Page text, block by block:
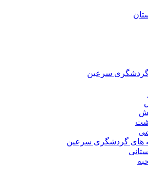
گردشگری سرعین
های گردشگری سرعین